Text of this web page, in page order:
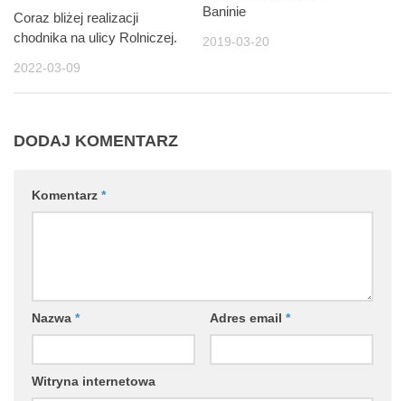
Coraz bliżej realizacji
chodnika na ulicy Rolniczej.
2022-03-09
Baninie
2019-03-20
DODAJ KOMENTARZ
Komentarz *
Nazwa * Adres email *
Witryna internetowa